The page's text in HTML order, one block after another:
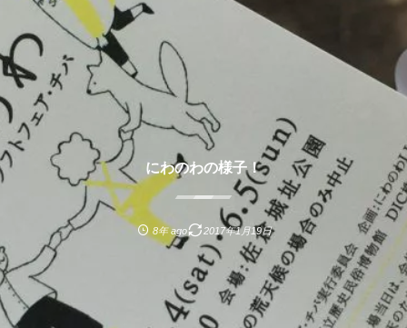
にわのわの様子！
8年 ago 2017年1月19日